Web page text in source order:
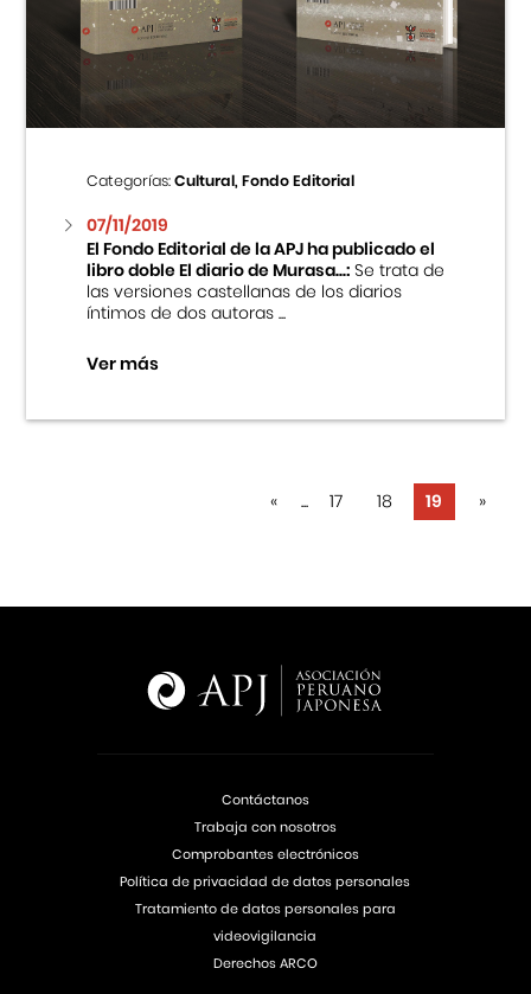
Categorías:Cultural, Fondo Editorial
07/11/2019
El Fondo Editorial de la APJ ha publicado el
libro doble El diario de Murasa...:Se trata de
las versiones castellanas de los diarios
íntimos de dos autoras ...
Ver más
« ... 17 18 19 »
Contáctanos
Trabaja con nosotros
Comprobantes electrónicos
Política de privacidad de datos personales
Tratamiento de datos personales para
videovigilancia
Derechos ARCO